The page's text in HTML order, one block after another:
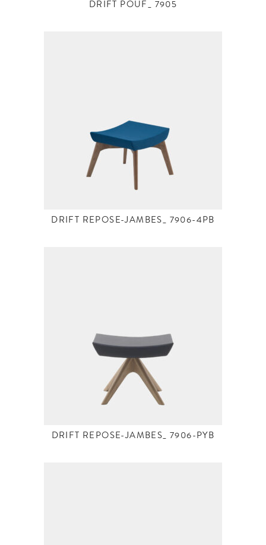
DRIFT POUF_ 7905
DRIFT REPOSE-JAMBES_ 7906-4PB
DRIFT REPOSE-JAMBES_ 7906-PYB